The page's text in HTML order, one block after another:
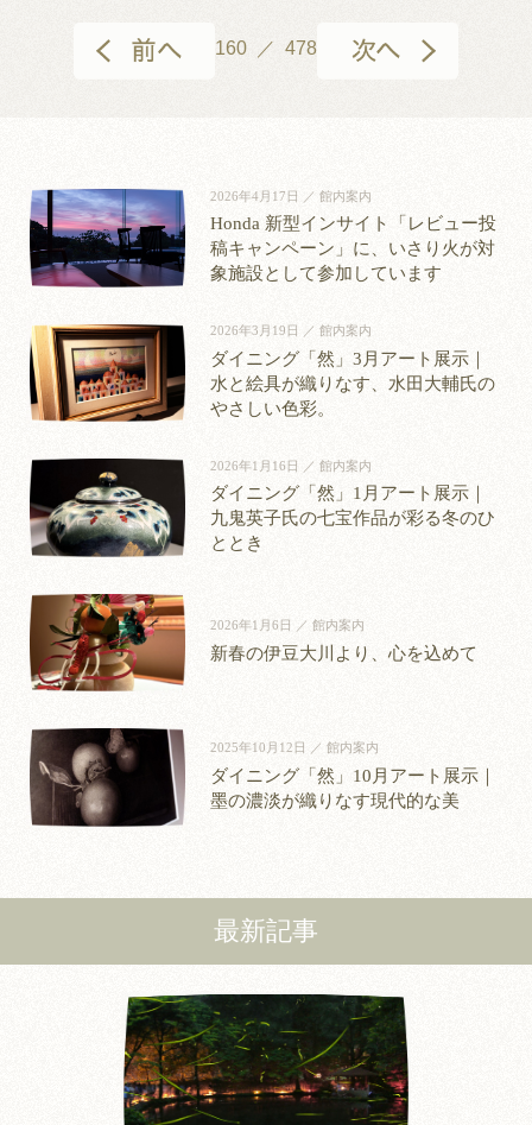
160 ／ 478
Honda 新型インサイト「レビュー投
稿キャンペーン」に、いさり火が対
象施設として参加しています
2026年4月17日 ／ 館内案内
ダイニング「然」3月アート展示｜
水と絵具が織りなす、水田大輔氏の
やさしい色彩。
2026年3月19日 ／ 館内案内
ダイニング「然」1月アート展示｜
九鬼英子氏の七宝作品が彩る冬のひ
ととき
2026年1月16日 ／ 館内案内
新春の伊豆大川より、心を込めて
2026年1月6日 ／ 館内案内
ダイニング「然」10月アート展示｜
墨の濃淡が織りなす現代的な美
2025年10月12日 ／ 館内案内
最新記事